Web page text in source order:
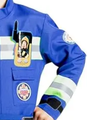
hőtől kérjük távol
tartani. A
adódó
jelmezcserénél a
postaköltségek a
vevőt terhelik!
Jelmezcserénél
postaköltséget
csak minőségi
probléma esetén
tudjuk átvállalni.